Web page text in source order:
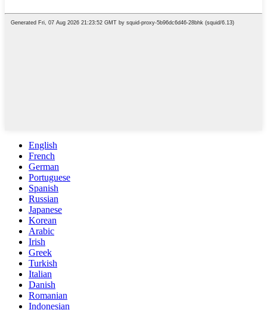
English
French
German
Portuguese
Spanish
Russian
Japanese
Korean
Arabic
Irish
Greek
Turkish
Italian
Danish
Romanian
Indonesian